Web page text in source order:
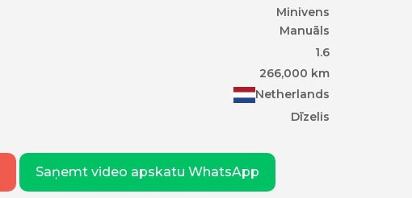
Minivens
Manuāls
1.6
266,000 km
Netherlands
Dīzelis
Saņemt video apskatu WhatsApp